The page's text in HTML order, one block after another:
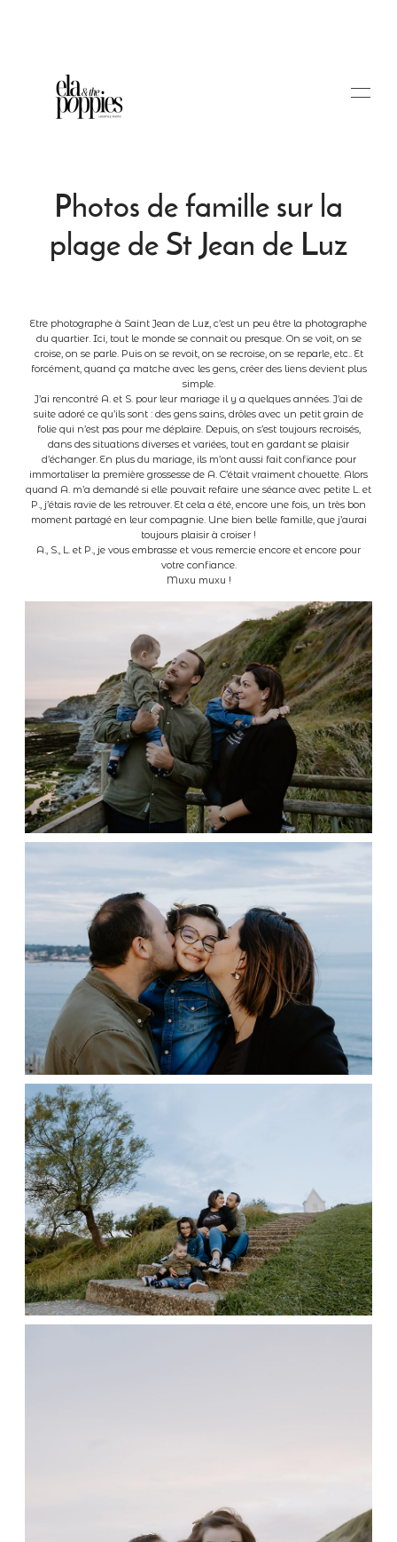
Portfolio
Blog
Tarifs
A propos
Contact
Clients
Photos de famille sur la
plage de St Jean de Luz
Etre photographe à Saint Jean de Luz, c’est un peu être la photographe
du quartier. Ici, tout le monde se connait ou presque. On se voit, on se
croise, on se parle. Puis on se revoit, on se recroise, on se reparle, etc.. Et
forcément, quand ça matche avec les gens, créer des liens devient plus
simple.
J’ai rencontré A. et S. pour leur mariage il y a quelques années. J’ai de
suite adoré ce qu’ils sont : des gens sains, drôles avec un petit grain de
folie qui n’est pas pour me déplaire. Depuis, on s’est toujours recroisés,
dans des situations diverses et variées, tout en gardant se plaisir
d’échanger. En plus du mariage, ils m’ont aussi fait confiance pour
immortaliser la première grossesse de A. C’était vraiment chouette. Alors
quand A. m’a demandé si elle pouvait refaire une séance avec petite L. et
P., j’étais ravie de les retrouver. Et cela a été, encore une fois, un très bon
moment partagé en leur compagnie. Une bien belle famille, que j’aurai
toujours plaisir à croiser !
A., S., L. et P., je vous embrasse et vous remercie encore et encore pour
votre confiance.
Muxu muxu !